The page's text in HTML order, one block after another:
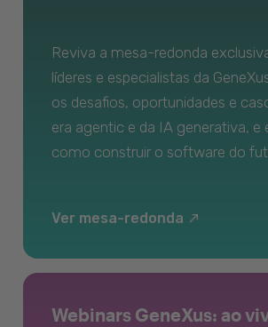
Reviva a mesa-redonda
líderes e especialistas da
os desafios, oportunidades e
era agentic e da IA generativa, e
como construir o software do
Ver mesa-redonda
Webinars GeneXus: ao